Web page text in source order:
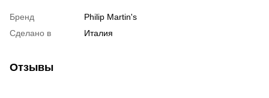
Бренд
Philip Martin's
Сделано в
Италия
Отзывы